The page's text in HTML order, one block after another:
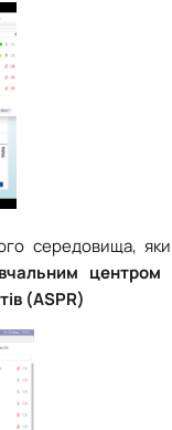
середовища,
центром
(ASPR)